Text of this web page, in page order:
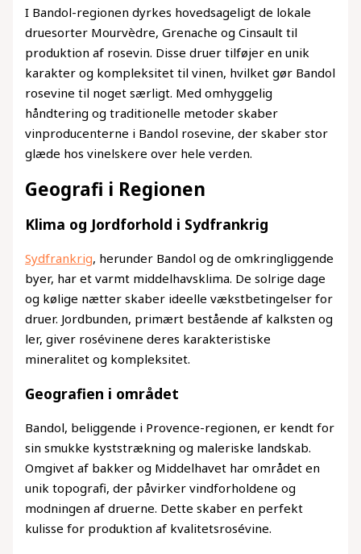
I Bandol-regionen dyrkes hovedsageligt de lokale
druesorter Mourvèdre, Grenache og Cinsault til
produktion af rosevin. Disse druer tilføjer en unik
karakter og kompleksitet til vinen, hvilket gør Bandol
rosevine til noget særligt. Med omhyggelig
håndtering og traditionelle metoder skaber
vinproducenterne i Bandol rosevine, der skaber stor
glæde hos vinelskere over hele verden.
Geografi i Regionen
Klima og Jordforhold i Sydfrankrig
Sydfrankrig, herunder Bandol og de omkringliggende
byer, har et varmt middelhavsklima. De solrige dage
og kølige nætter skaber ideelle vækstbetingelser for
druer. Jordbunden, primært bestående af kalksten og
ler, giver rosévinene deres karakteristiske
mineralitet og kompleksitet.
Geografien i området
Bandol, beliggende i Provence-regionen, er kendt for
sin smukke kyststrækning og maleriske landskab.
Omgivet af bakker og Middelhavet har området en
unik topografi, der påvirker vindforholdene og
modningen af druerne. Dette skaber en perfekt
kulisse for produktion af kvalitetsrosévine.